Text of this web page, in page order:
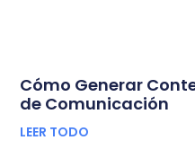
Cómo Generar
de Comunicación
LEER TODO